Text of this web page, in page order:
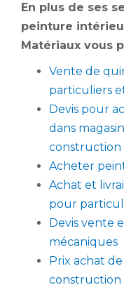
En plus de ses
peinture
Matériaux vous
Vente de
particuliers
Devis pour
dans
construction
Acheter
Achat et
pour
Devis vente
mécaniques
Prix achat
construction